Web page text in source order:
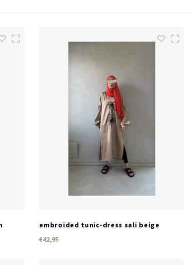
embroided tunic-dress sali beige
€42,95